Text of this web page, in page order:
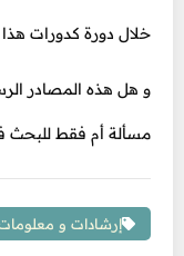
خلال دورة كدورات هذا
و هل هذه المصادر
مسألة أم فقط للبحث
إرشادات و